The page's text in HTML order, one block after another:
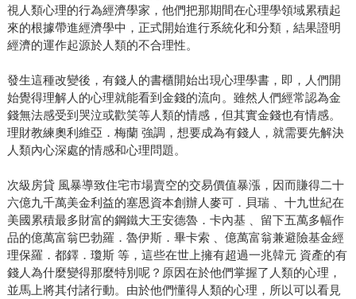
視人類心理的行為經濟學家，他們把那期間在心理學領域累積起
來的根據帶進經濟學中，正式開始進行系統化和分類，結果證明
經濟的運作起源於人類的不合理性。
發生這種改變後，有錢人的書櫃開始出現心理學書，即，人們開
始覺得理解人的心理就能看到金錢的流向。雖然人們經常認為金
錢無法感受到哭泣或歡笑等人類的情感，但其實金錢也有情感。
理財教練奧利維亞．梅蘭 強調，想要成為有錢人，就需要先解決
人類內心深處的情感和心理問題。
次級房貸 風暴導致住宅市場賣空的交易價值暴漲，因而賺得二十
六億九千萬美金利益的塞恩資本創辦人麥可．貝瑞 、十九世紀在
美國累積最多財富的鋼鐵大王安德魯．卡內基 、留下五萬多幅作
品的億萬富翁巴勃羅．魯伊斯．畢卡索 、億萬富翁兼避險基金經
理保羅．都鐸．瓊斯 等，這些在世上擁有超過一兆韓元 資產的有
錢人為什麼變得那麼特別呢？原因在於他們掌握了人類的心理，
並馬上將其付諸行動。由於他們懂得人類的心理，所以可以看見